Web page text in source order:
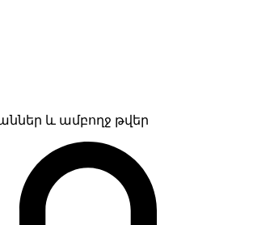
և ամբողջ թվեր